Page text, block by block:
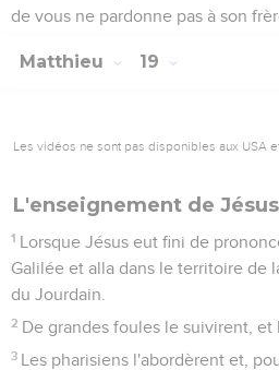
de vous ne pardonne pas à son
Matthieu 19
Les vidéos ne sont pas disponibles aux USA
L'enseignement de
1 Lorsque Jésus eut fini de
Galilée et alla dans le territoire de
du Jourdain.
2 De grandes foules le suivirent, et
3 Les pharisiens l'abordèrent et,